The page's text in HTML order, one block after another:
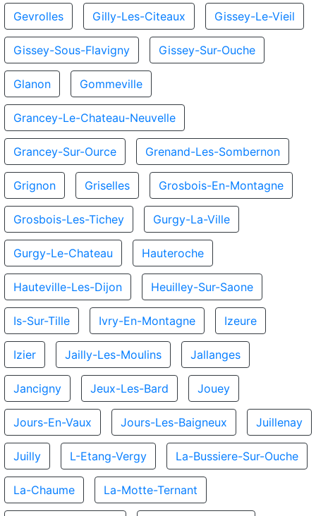
Gevrolles Gilly-Les-Citeaux Gissey-Le-Vieil
Gissey-Sous-Flavigny Gissey-Sur-Ouche
Glanon Gommeville
Grancey-Le-Chateau-Neuvelle
Grancey-Sur-Ource Grenand-Les-Sombernon
Grignon Griselles Grosbois-En-Montagne
Grosbois-Les-Tichey Gurgy-La-Ville
Gurgy-Le-Chateau Hauteroche
Hauteville-Les-Dijon Heuilley-Sur-Saone
Is-Sur-Tille Ivry-En-Montagne Izeure
Izier Jailly-Les-Moulins Jallanges
Jancigny Jeux-Les-Bard Jouey
Jours-En-Vaux Jours-Les-Baigneux Juillenay
Juilly L-Etang-Vergy La-Bussiere-Sur-Ouche
La-Chaume La-Motte-Ternant